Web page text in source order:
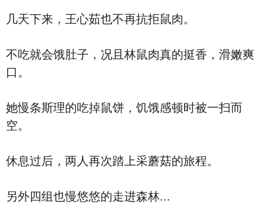
几天下来，王心茹也不再抗拒鼠肉。
不吃就会饿肚子，况且林鼠肉真的挺香，滑嫩爽
口。
她慢条斯理的吃掉鼠饼，饥饿感顿时被一扫而
空。
休息过后，两人再次踏上采蘑菇的旅程。
另外四组也慢悠悠的走进森林...